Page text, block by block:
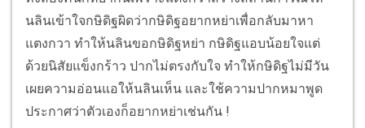
นลินเข้าใจกษิดิฐผิดว่ากษิดิฐอยากหย่าเพื่อกลับมาหา
แตงกวา ทำให้นลินขอกษิดิฐหย่า กษิดิฐแอบน้อยใจแต่
ด้วยนิสัยแข็งกร้าว ปากไม่ตรงกับใจ ทำให้กษิดิฐไม่มีวัน
เผยความอ่อนแอให้นลินเห็น และใช้ความปากหมาพูด
ประกาศว่าตัวเองก็อยากหย่าเช่นกัน !